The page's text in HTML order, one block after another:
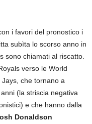
i favori del pronostico i
subìta lo scorso anno in
sono chiamati al riscatto.
verso le World
che tornano a
(la striscia negativa
e che hanno dalla
Donaldson